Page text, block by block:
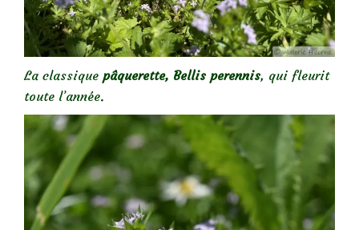
La classique pâquerette, Bellis perennis, qui fleurit
toute l’année.